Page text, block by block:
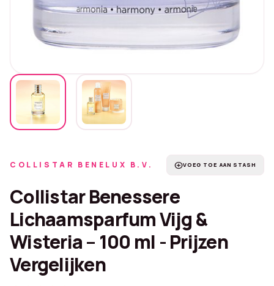
COLLISTAR BENELUX B.V. add_circleVOEG TOE AAN STASH
Collistar Benessere
Lichaamsparfum Vijg &
Wisteria – 100 ml - Prijzen
Vergelijken